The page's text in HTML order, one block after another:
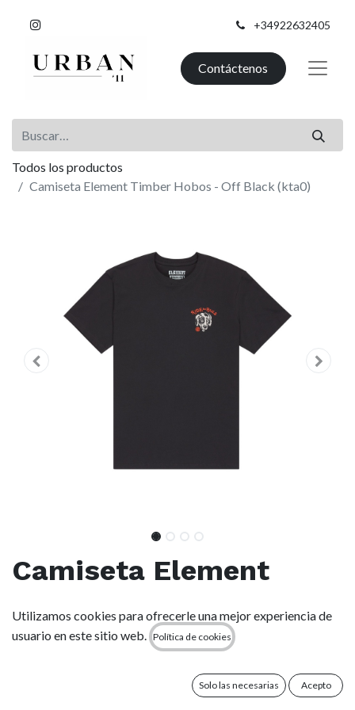
+34922632405
Contáctenos
Todos los productos
Camiseta Element Timber Hobos - Off Black (kta0)
Camiseta Element
Timber Hobos - Off
Black (kta0)
Utilizamos cookies para ofrecerle una mejor experiencia de
usuario en este sitio web.
Política de cookies
Solo las necesarias Acepto